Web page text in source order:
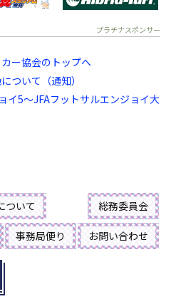
プラチナスポンサー
ー協会のトップへ
ついて（通知）
イ5～JFAフットサルエンジョイ大
ついて 総務委員会
事務局便り お問い合わせ